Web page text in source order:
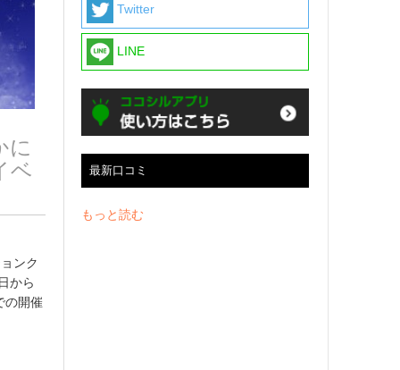
に
ベ
ンク
から
の開催
Twitter
LINE
最新口コミ
もっと読む